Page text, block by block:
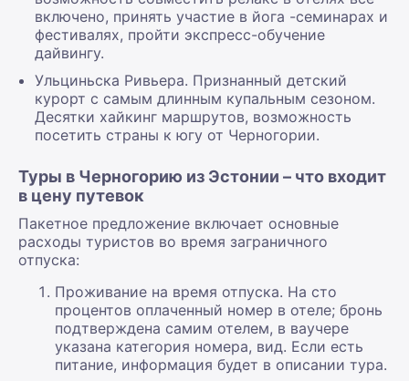
включено, принять участие в йога -семинарах и
фестивалях, пройти экспресс-обучение
дайвингу.
Ульциньска Ривьера. Признанный детский
курорт с самым длинным купальным сезоном.
Десятки хайкинг маршрутов, возможность
посетить страны к югу от Черногории.
Туры в Черногорию из Эстонии – что входит
в цену путевок
Пакетное предложение включает основные
расходы туристов во время заграничного
отпуска:
Проживание на время отпуска. На сто
процентов оплаченный номер в отеле; бронь
подтверждена самим отелем, в ваучере
указана категория номера, вид. Если есть
питание, информация будет в описании тура.